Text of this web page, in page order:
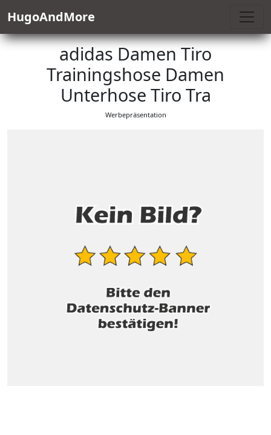
HugoAndMore
adidas Damen Tiro
Trainingshose Damen
Unterhose Tiro Tra
Werbepräsentation